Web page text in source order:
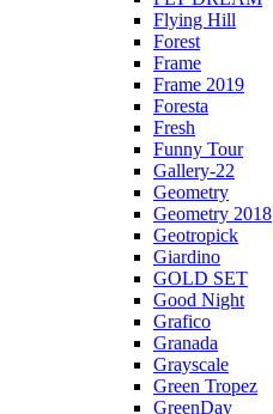
Flying Hill
Forest
Frame
Frame 2019
Foresta
Fresh
Funny Tour
Gallery-22
Geometry
Geometry 2018
Geotropick
Giardino
GOLD SET
Good Night
Grafico
Granada
Grayscale
Green Tropez
GreenDay